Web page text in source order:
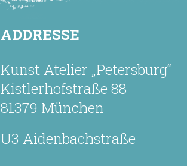
ADDRESSE
Kunst Atelier „Petersburg“
Kistlerhofstraße 88
81379 München
U3 Aidenbachstraße